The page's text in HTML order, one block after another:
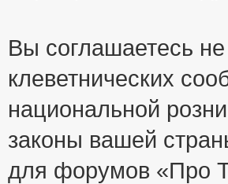
Вы соглашаетесь
клеветнических
национальной
законы вашей
для форумов «Про